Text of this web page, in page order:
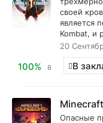
своей
является
Kombat, и
20
100% 8 В
Опасные